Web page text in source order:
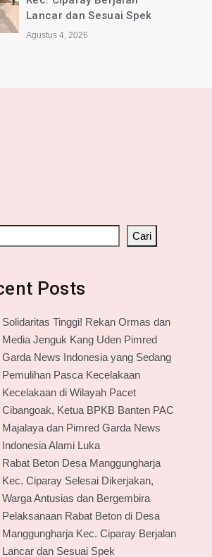
tahun untuk Media online
jabarkini.id
Cari
Posts
Solidaritas Tinggi! Rekan Ormas dan
Media Jenguk Kang Uden Pimred
Garda News Indonesia yang Sedang
Pemulihan Pasca Kecelakaan
Kecelakaan di Wilayah Pacet
Cibangoak, Ketua BPKB Banten PAC
Majalaya dan Pimred Garda News
Indonesia Alami Luka
Rabat Beton Desa Manggungharja
Kec. Ciparay Selesai Dikerjakan,
Warga Antusias dan Bergembira
Pelaksanaan Rabat Beton di Desa
Manggungharja Kec. Ciparay Berjalan
Lancar dan Sesuai Spek